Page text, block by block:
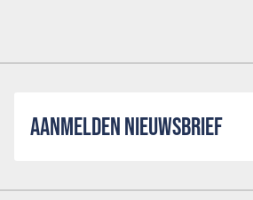
AANMELDEN NIEUWSBRIEF